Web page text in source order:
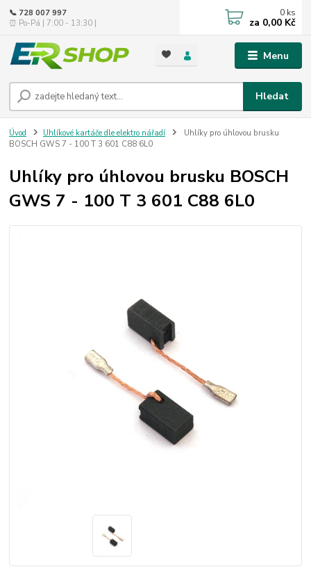
Menu
Hledat
📞 728 007 997
⏰ Po-Pá | 7:00 - 13:30 |
0 ks
za 0,00 Kč
Úvod Uhlíkové kartáče dle elektro nářadí
Uhlíky pro úhlovou brusku
BOSCH GWS 7 - 100 T 3 601 C88 6L0
Uhlíky pro úhlovou brusku BOSCH
GWS 7 - 100 T 3 601 C88 6L0